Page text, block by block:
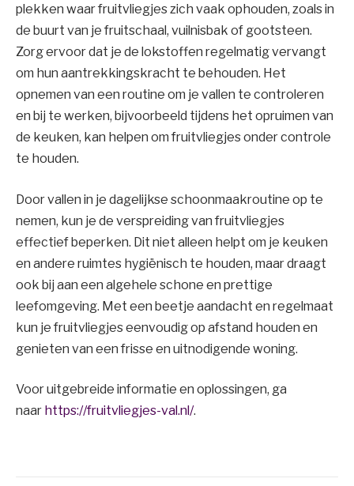
plekken waar fruitvliegjes zich vaak ophouden, zoals in
de buurt van je fruitschaal, vuilnisbak of gootsteen.
Zorg ervoor dat je de lokstoffen regelmatig vervangt
om hun aantrekkingskracht te behouden. Het
opnemen van een routine om je vallen te controleren
en bij te werken, bijvoorbeeld tijdens het opruimen van
de keuken, kan helpen om fruitvliegjes onder controle
te houden.
Door vallen in je dagelijkse schoonmaakroutine op te
nemen, kun je de verspreiding van fruitvliegjes
effectief beperken. Dit niet alleen helpt om je keuken
en andere ruimtes hygiënisch te houden, maar draagt
ook bij aan een algehele schone en prettige
leefomgeving. Met een beetje aandacht en regelmaat
kun je fruitvliegjes eenvoudig op afstand houden en
genieten van een frisse en uitnodigende woning.
Voor uitgebreide informatie en oplossingen, ga
naar https://fruitvliegjes-val.nl/.